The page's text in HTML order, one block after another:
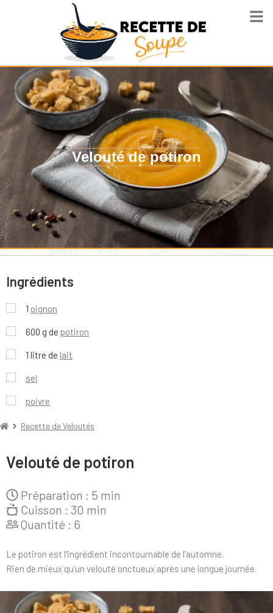
Velouté de potiron
Ingrédients
1 oignon
600 g de potiron
1 litre de lait
sel
poivre
Recette de Veloutés
Velouté de potiron
Préparation : 5 min
Cuisson : 30 min
Quantité : 6
Le potiron est l'ingrédient incontournable de l'automne.
Rien de mieux qu'un velouté onctueux après une longue journée.